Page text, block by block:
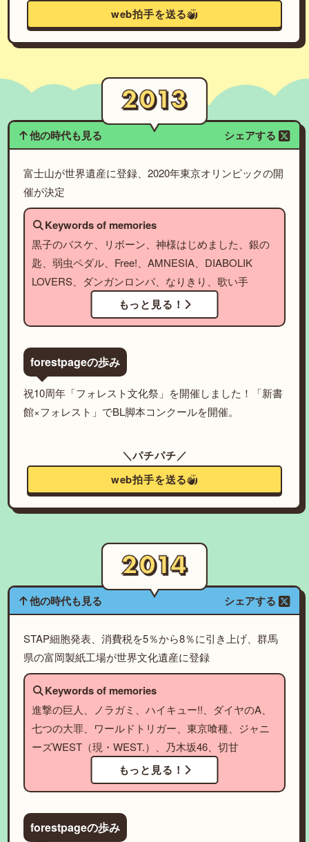
web拍手を送る
他の時代も見る シェアする
富士山が世界遺産に登録、2020年東京オリンピックの開
催が決定
Keywords of memories
黒子のバスケ、リボーン、神様はじめました、銀の
匙、弱虫ペダル、Free!、AMNESIA、DIABOLIK
LOVERS、ダンガンロンパ、なりきり、歌い手
もっと見る！
forestpageの歩み
祝10周年「フォレスト文化祭」を開催しました！「新書
館×フォレスト」でBL脚本コンクールを開催。
＼パチパチ／
web拍手を送る
他の時代も見る シェアする
STAP細胞発表、消費税を5％から8％に引き上げ、群馬
県の富岡製紙工場が世界文化遺産に登録
Keywords of memories
進撃の巨人、ノラガミ、ハイキュー!!、ダイヤのA、
七つの大罪、ワールドトリガー、東京喰種、ジャニ
ーズWEST（現・WEST.）、乃木坂46、切甘
もっと見る！
forestpageの歩み